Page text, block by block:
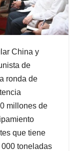
China y
de
ronda de
millones de
que tiene
toneladas